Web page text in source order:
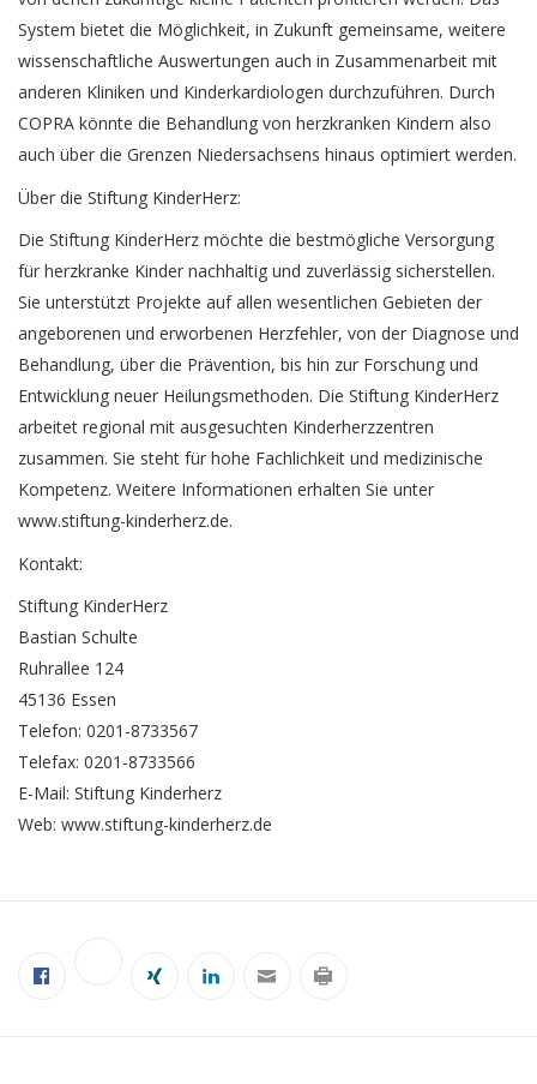
System bietet die Möglichkeit, in Zukunft gemeinsame, weitere
wissenschaftliche Auswertungen auch in Zusammenarbeit mit
anderen Kliniken und Kinderkardiologen durchzuführen. Durch
COPRA könnte die Behandlung von herzkranken Kindern also
auch über die Grenzen Niedersachsens hinaus optimiert werden.
Über die Stiftung KinderHerz:
Die Stiftung KinderHerz möchte die bestmögliche Versorgung
für herzkranke Kinder nachhaltig und zuverlässig sicherstellen.
Sie unterstützt Projekte auf allen wesentlichen Gebieten der
angeborenen und erworbenen Herzfehler, von der Diagnose und
Behandlung, über die Prävention, bis hin zur Forschung und
Entwicklung neuer Heilungsmethoden. Die Stiftung KinderHerz
arbeitet regional mit ausgesuchten Kinderherzzentren
zusammen. Sie steht für hohe Fachlichkeit und medizinische
Kompetenz. Weitere Informationen erhalten Sie unter
www.stiftung-kinderherz.de.
Kontakt:
Stiftung KinderHerz
Bastian Schulte
Ruhrallee 124
45136 Essen
Telefon: 0201-8733567
Telefax: 0201-8733566
E-Mail: Stiftung Kinderherz
Web: www.stiftung-kinderherz.de